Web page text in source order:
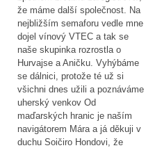
že máme další společnost. Na
nejbližším semaforu vedle mne
dojel vínový VTEC a tak se
naše skupinka rozrostla o
Hurvajse a Aničku. Vyhýbáme
se dálnici, protože té už si
všichni dnes užili a poznáváme
uherský venkov Od
maďarských hranic je naším
navigátorem Mára a já děkuji v
duchu Soičiro Hondovi, že